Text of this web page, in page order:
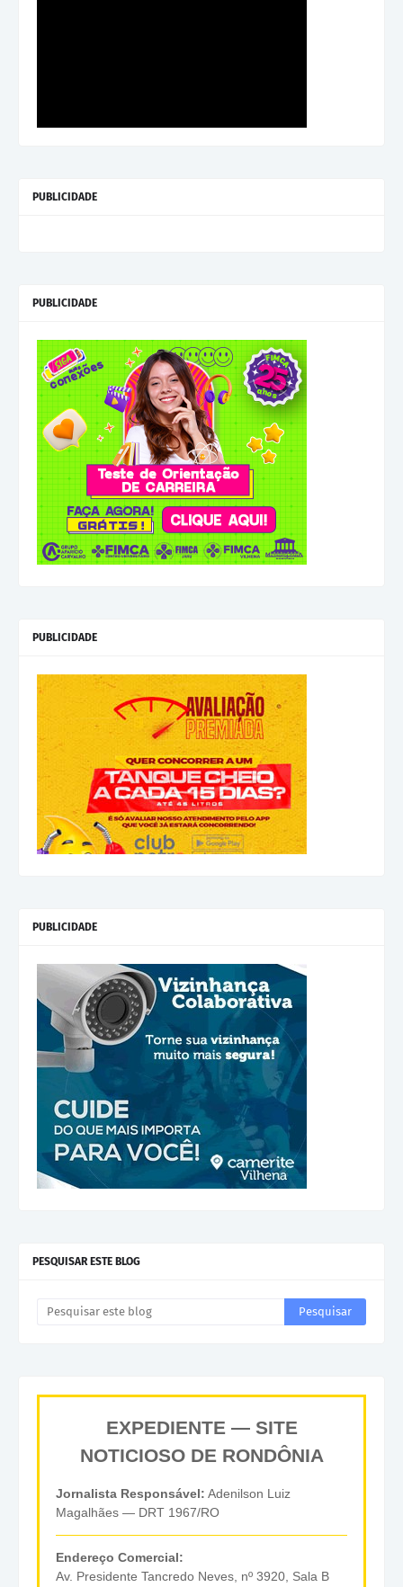
PUBLICIDADE
PUBLICIDADE
PUBLICIDADE
PUBLICIDADE
PESQUISAR ESTE BLOG
EXPEDIENTE — SITE
NOTICIOSO DE RONDÔNIA
Jornalista Responsável: Adenilson Luiz
Magalhães — DRT 1967/RO
Endereço Comercial:
Av. Presidente Tancredo Neves, nº 3920, Sala B